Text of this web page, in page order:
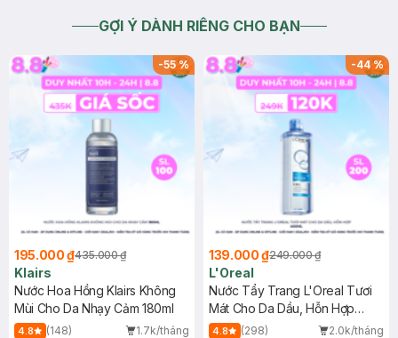
GỢI Ý DÀNH RIÊNG CHO BẠN
-55%
195.000 ₫435.000 ₫
Klairs
Nước Hoa Hồng Klairs Không
Mùi Cho Da Nhạy Cảm 180ml
4.8 (148)
1.7k/tháng
-44%
139.000 ₫249.000 ₫
L'Oreal
Nước Tẩy Trang L'Oreal Tươi
Mát Cho Da Dầu, Hỗn Hợp
400ml
4.8 (298)
2.0k/tháng